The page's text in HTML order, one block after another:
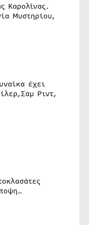
Καρολίνας.
Μυστηρίου,
έχει
Ριντ,